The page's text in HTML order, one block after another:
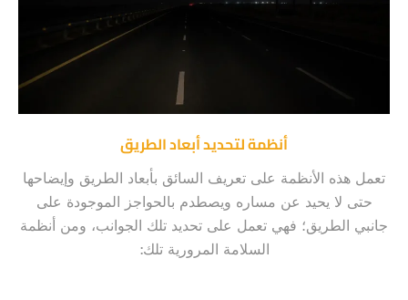
أنظمة لتحديد أبعاد الطريق
تعمل هذه الأنظمة على تعريف السائق بأبعاد الطريق وإيضاحها
حتى لا يحيد عن مساره ويصطدم بالحواجز الموجودة على
جانبي الطريق؛ فهي تعمل على تحديد تلك الجوانب، ومن أنظمة
السلامة المرورية تلك: